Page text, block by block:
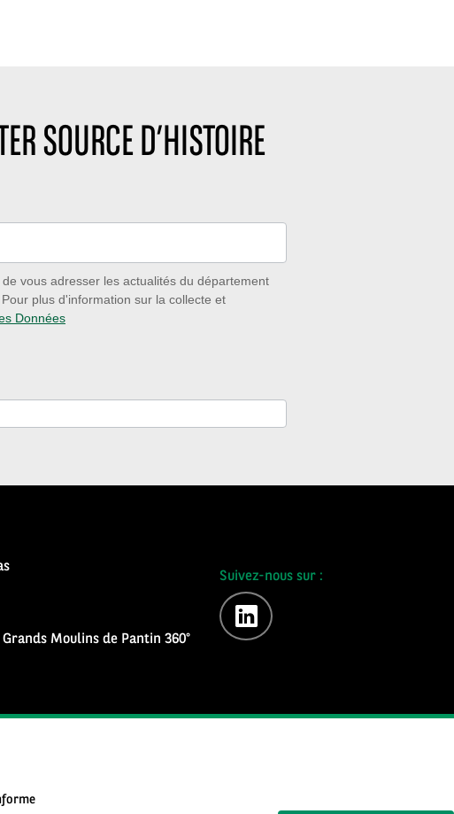
SOURCE D’HISTOIRE
vous adresser les actualités du département
plus d'information sur la collecte et
Données
Moulins de Pantin 360°
Suivez-nous sur :
linkedin